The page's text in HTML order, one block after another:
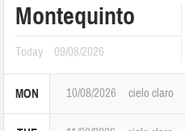
Montequinto
Today 09/08/2026
MON 10/08/2026 cielo claro